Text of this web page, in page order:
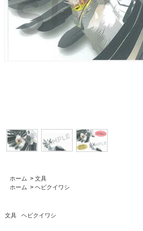
ホーム > 文具
ホーム > ヘビクイワシ
文具 ヘビクイワシ